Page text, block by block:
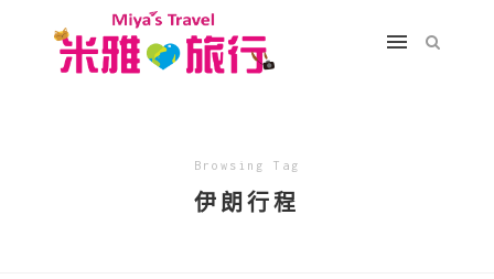
Browsing Tag
伊朗行程